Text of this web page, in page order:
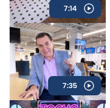
7:14
7:35